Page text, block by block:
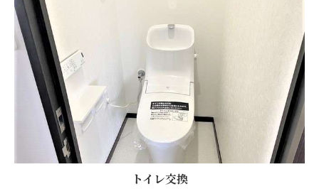
トイレ交換